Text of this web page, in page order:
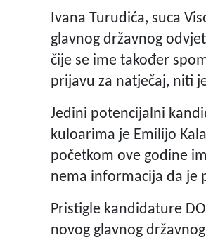
Ivana Turudića, suca
glavnog državnog
čije se ime također
prijavu za natječaj, niti
Jedini potencijalni
kuloarima je Emilijo
početkom ove godine
nema informacija da je
Pristigle kandidature
novog glavnog